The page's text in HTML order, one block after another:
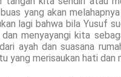
yang akan
lagi bahwa bila Yusuf
menyayangi kita
ayah dan suasana
yang merisaukan hati dan